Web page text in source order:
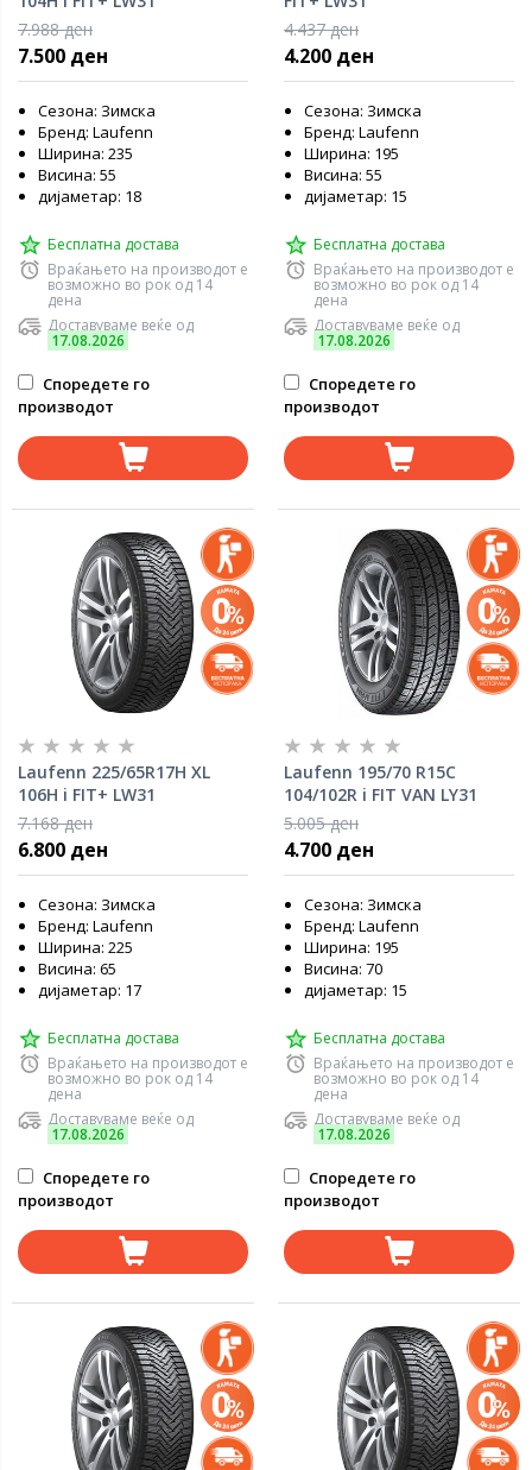
7.988 ден
7.500 ден
Сезона: Зимска
Бренд: Laufenn
Ширина: 235
Висина: 55
дијаметар: 18
Бесплатна достава
Враќањето на производот е
возможно во рок од 14
дена
Доставуваме веќе од
17.08.2026
Споредете го
производот
4.437 ден
4.200 ден
Сезона: Зимска
Бренд: Laufenn
Ширина: 195
Висина: 55
дијаметар: 15
Бесплатна достава
Враќањето на производот е
возможно во рок од 14
дена
Доставуваме веќе од
17.08.2026
Споредете го
производот
Laufenn 225/65R17H XL
106H i FIT+ LW31
7.168 ден
6.800 ден
Сезона: Зимска
Бренд: Laufenn
Ширина: 225
Висина: 65
дијаметар: 17
Бесплатна достава
Враќањето на производот е
возможно во рок од 14
дена
Доставуваме веќе од
17.08.2026
Споредете го
производот
Laufenn 195/70 R15C
104/102R i FIT VAN LY31
5.005 ден
4.700 ден
Сезона: Зимска
Бренд: Laufenn
Ширина: 195
Висина: 70
дијаметар: 15
Бесплатна достава
Враќањето на производот е
возможно во рок од 14
дена
Доставуваме веќе од
17.08.2026
Споредете го
производот